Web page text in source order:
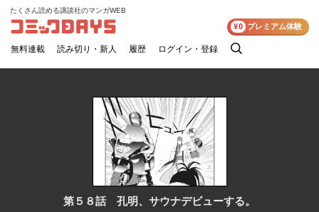
コミックDAYS
たくさん読める講談社のマンガWEB
無料連載 読み切り・新人 履歴 ログイン・登録
検
¥0 プレミアム体験
第５８話 孔明、サウナデビューする。